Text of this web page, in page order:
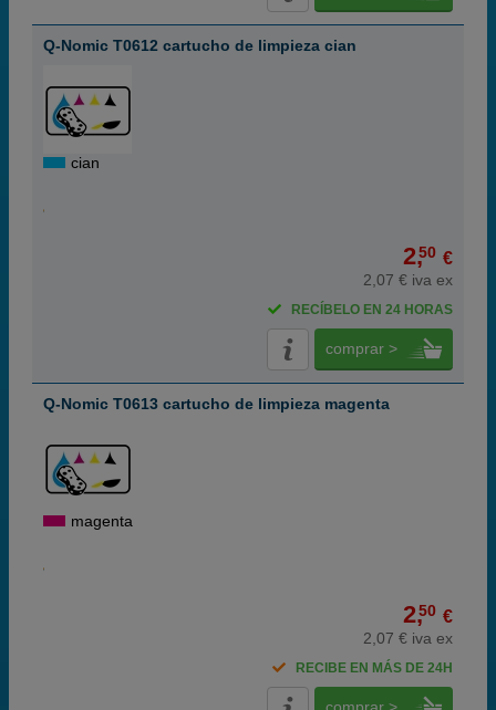
Q-Nomic T0612 cartucho de limpieza cian
cian
2,50 €
2,07 € iva ex
RECÍBELO EN 24 HORAS
comprar >
Q-Nomic T0613 cartucho de limpieza magenta
magenta
2,50 €
2,07 € iva ex
RECIBE EN MÁS DE 24H